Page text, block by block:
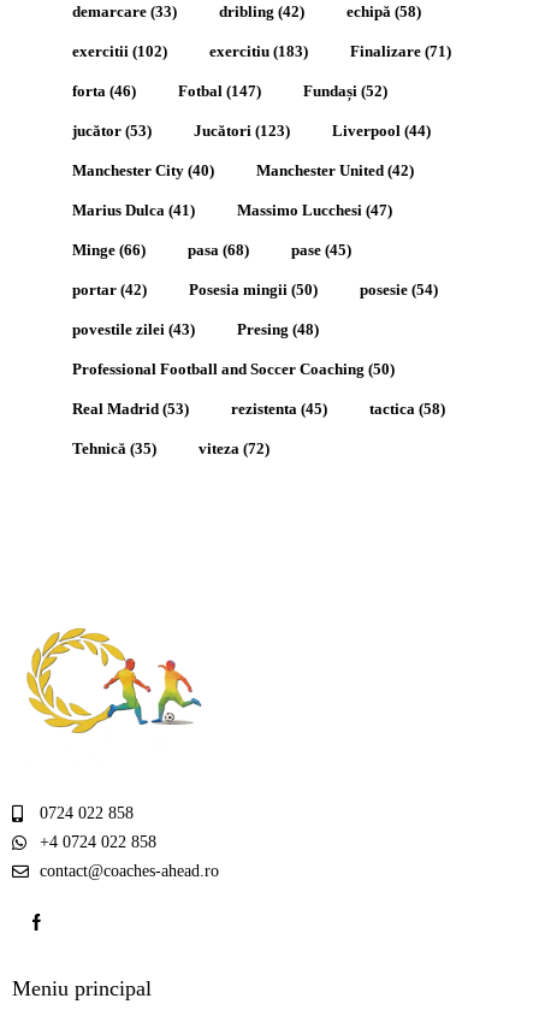
demarcare (33) dribling (42) echipă (58)
exercitii (102) exercitiu (183) Finalizare (71)
forta (46) Fotbal (147) Fundași (52)
jucător (53) Jucători (123) Liverpool (44)
Manchester City (40) Manchester United (42)
Marius Dulca (41) Massimo Lucchesi (47)
Minge (66) pasa (68) pase (45)
portar (42) Posesia mingii (50) posesie (54)
povestile zilei (43) Presing (48)
Professional Football and Soccer Coaching (50)
Real Madrid (53) rezistenta (45) tactica (58)
Tehnică (35) viteza (72)
0724 022 858
+4 0724 022 858
contact@coaches-ahead.ro
Meniu principal